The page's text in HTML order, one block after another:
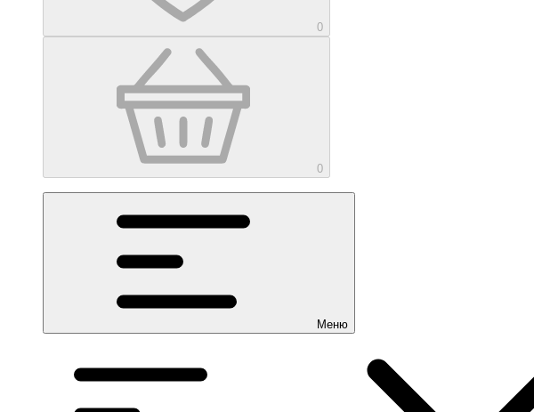
0
0
Меню